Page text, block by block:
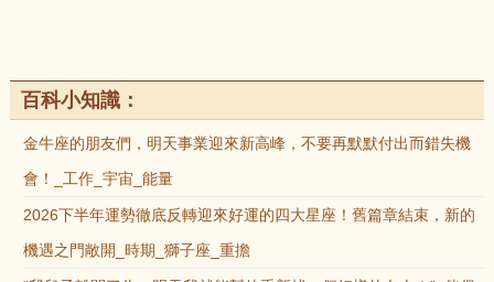
百科小知識：
金牛座的朋友們，明天事業迎來新高峰，不要再默默付出而錯失機
會！_工作_宇宙_能量
2026下半年運勢徹底反轉迎來好運的四大星座！舊篇章結束，新的
機遇之門敞開_時期_獅子座_重擔